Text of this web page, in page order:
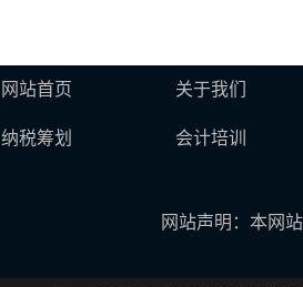
网站首页 关于我们
纳税筹划 会计培训
网站声明：本网